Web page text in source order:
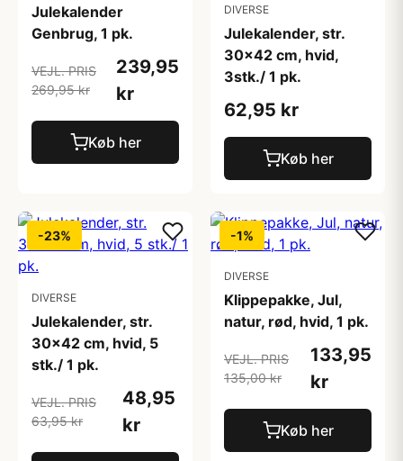
Julekalender
Genbrug, 1 pk.
VEJL. PRIS
269,95 kr
239,95
kr
Køb her
DIVERSE
Julekalender, str.
30x42 cm, hvid,
3stk./ 1 pk.
62,95 kr
Køb her
-23%
DIVERSE
Julekalender, str.
30x42 cm, hvid, 5
stk./ 1 pk.
VEJL. PRIS
63,95 kr
48,95
kr
-1%
DIVERSE
Klippepakke, Jul,
natur, rød, hvid, 1 pk.
VEJL. PRIS
135,00 kr
133,95
kr
Køb her